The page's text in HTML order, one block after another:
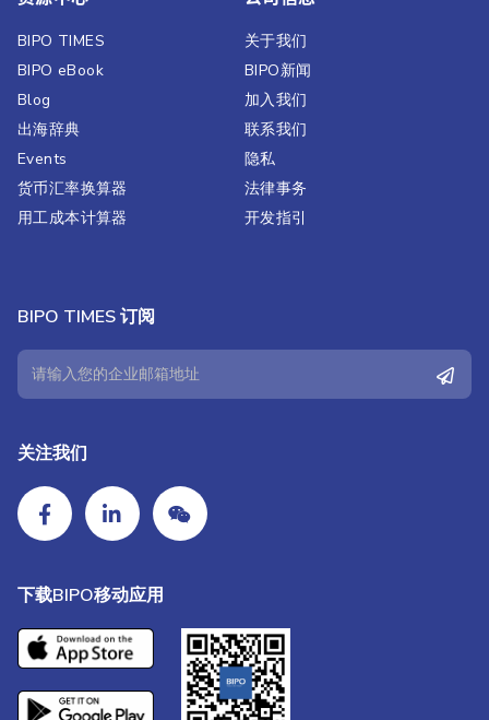
BIPO TIMES
BIPO eBook
Blog
出海辞典
Events
货币汇率换算器
用工成本计算器
关于我们
BIPO新闻​
加入我们
联系我们
隐私
法律事务
开发指引
BIPO TIMES 订阅
关注我们
下载BIPO移动应用